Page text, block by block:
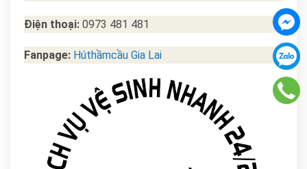
Điện thoại: 0973 481 481
Fanpage: Húthầmcầu Gia Lai